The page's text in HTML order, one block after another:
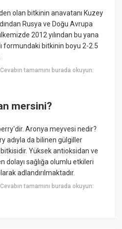
olan bitkinin anavatanı Kuzey
Rusya ve Doğu Avrupa
2012 yılından bu yana
formundaki bitkinin boyu 2-2.5
Cevabın tamamını burada okuyun:
mersini?
Aronya meyvesi nedir?
adıyla da bilinen gülgiller
Yüksek antioksidan ve
dolayı sağlığa olumlu etkileri
adlandırılmaktadır.
Cevabın tamamını burada okuyun: